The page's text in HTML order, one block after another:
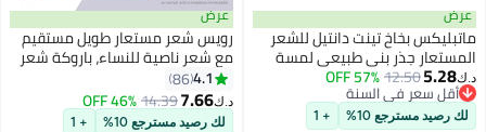
دانتيل للشعر
طبيعي لمسة
يدوم طويلاً يجف
الدانتيل خافي
إنهاء
57%
+ 1
عرض
رويس شعر مستعار طويل مستقيم
مع شعر ناصية للنساء، باروكة شعر
مستعار صناعي طبيعي ناعم
ومقاوم للحرارة لحفلات الزفاف
وحفلات التنكرية والارتداء اليومي،
4.1
د.ك‏7.66
46% OFF
لك رصيد مسترجع 10% + 1